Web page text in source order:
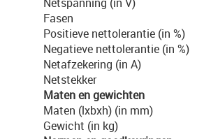
Fasen
Positieve nettolerantie (in %)
Negatieve nettolerantie (in %)
Netafzekering (in A)
Netstekker
Maten en gewichten
Maten (lxbxh) (in mm)
Gewicht (in kg)